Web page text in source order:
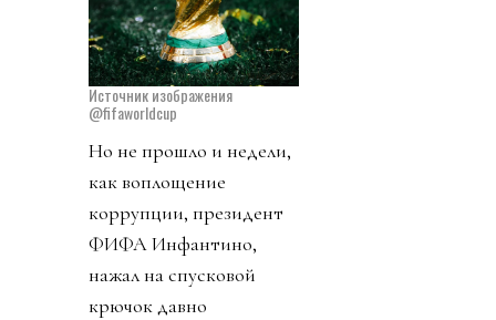
Источник изображения
@fifaworldcup
Но не прошло и недели,
как воплощение
коррупции, президент
ФИФА Инфантино,
нажал на спусковой
крючок давно